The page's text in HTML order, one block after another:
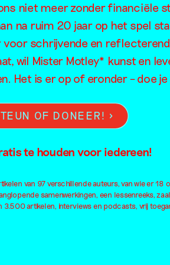
niet meer zonder financiële
na ruim 20 jaar op het spel
voor schrijvende en
wil Mister Motley* kunst en
Het is er op of eronder – doe
OF DONEER!
te houden voor iedereen!
van 97 verschillende auteurs, van wie er 18
samenwerkingen, een lessenreeks,
artikelen, interviews en podcasts, vrij